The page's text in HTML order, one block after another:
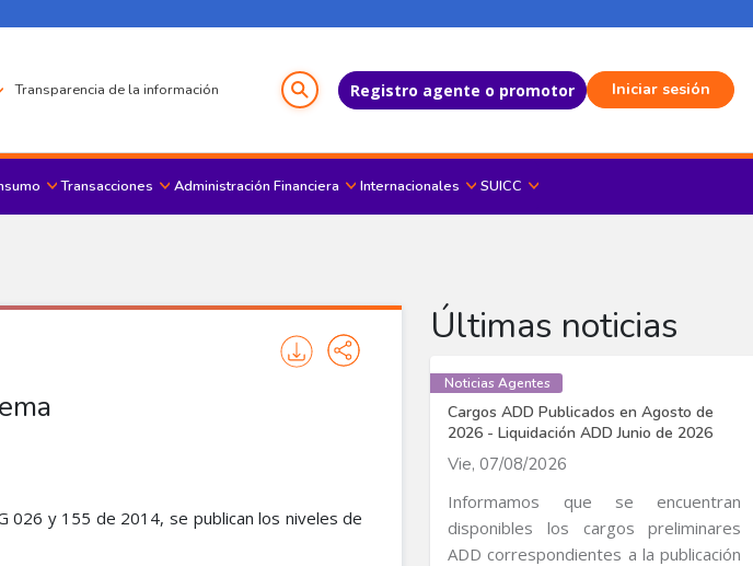
Transparencia de la información Registro agente o promotor Iniciar sesión
Menu principal
Transacciones Administración Financiera Internacionales SUICC
026 y 155 de 2014, se publican los niveles de
Últimas noticias
Noticias Agentes
Cargos ADD Publicados en Agosto de
2026 - Liquidación ADD Junio de 2026
Vie, 07/08/2026
Informamos que se encuentran
disponibles los cargos preliminares
ADD correspondientes a la publicación